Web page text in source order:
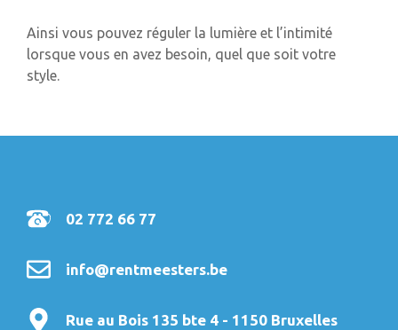
Ainsi vous pouvez réguler la lumière et l’intimité
lorsque vous en avez besoin, quel que soit votre
style.
02 772 66 77
info@rentmeesters.be
Rue au Bois 135 bte 4 - 1150 Bruxelles